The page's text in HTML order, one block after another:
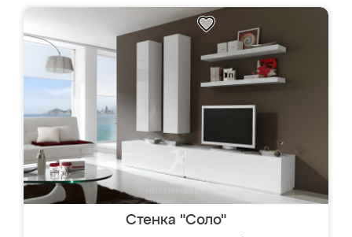
Стенка "Соло"